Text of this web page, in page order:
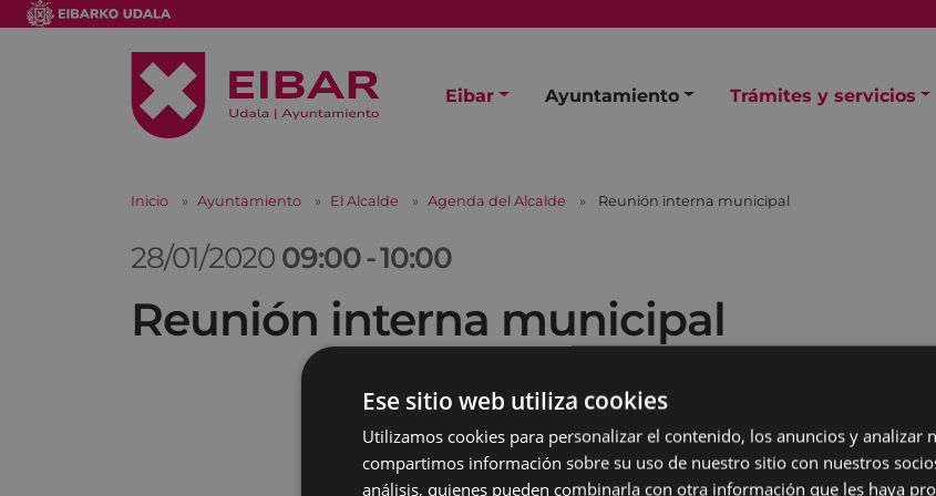
Eibar Ayuntamiento Trámites y servicios
Inicio Ayuntamiento El Alcalde Agenda del Alcalde Reunión interna municipal
28/01/2020 09:00-10:00
Reunión interna municipal
Ese sitio web utiliza cookies
Utilizamos cookies para personalizar el contenido, los anuncios y analizar
compartimos información sobre su uso de nuestro sitio con nuestros
análisis, quienes pueden combinarla con otra información que les haya